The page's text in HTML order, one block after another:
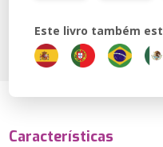
Este livro também
Características